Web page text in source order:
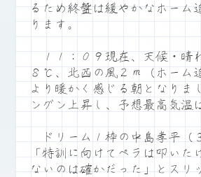
るため終盤は緩やかなホーム
ります。
１１：０９現在、天候・晴
８℃、北西の風２ｍ（ホーム
より暖かく感じる朝となりま
ングン上昇し、予想最高気温
ドリーム１枠の中島孝平（
「特訓に向けてペラは叩いた
ないのは確かだった」とスリ